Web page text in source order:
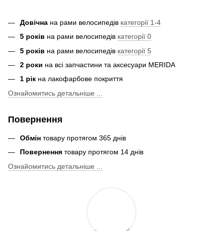
Довічна на рами велосипедів категорії 1-4
5 років на рами велосипедів категорії 0
5 років на рами велосипедів категорії 5
2 роки на всі запчастини та аксесуари MERIDA
1 рік на лакофарбове покриття
Ознайомитись детальніше ...
Повернення
Обмін товару протягом 365 днів
Повернення товару протягом 14 днів
Ознайомитись детальніше ...